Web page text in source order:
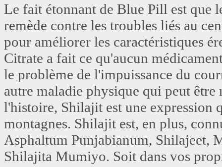
Le fait étonnant de Blue Pill est que
remède contre les troubles liés au
pour améliorer les caractéristiques
Citrate a fait ce qu'aucun
le problème de l'impuissance du
autre maladie physique qui peut être
l'histoire, Shilajit est une expression
montagnes. Shilajit est, en plus,
Asphaltum Punjabianum, Shilajeet,
Shilajita Mumiyo. Soit dans vos